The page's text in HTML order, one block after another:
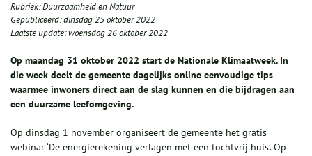
Rubriek:Duurzaamheid en Natuur
Gepubliceerd:dinsdag 25 oktober 2022
Laatste update:woensdag 26 oktober 2022
Op maandag 31 oktober 2022 start de Nationale Klimaatweek. In
die week deelt de gemeente dagelijks online eenvoudige tips
waarmee inwoners direct aan de slag kunnen en die bijdragen aan
een duurzame leefomgeving.
Op dinsdag 1 november organiseert de gemeente het gratis
webinar ‘De energierekening verlagen met een tochtvrij huis’. Op